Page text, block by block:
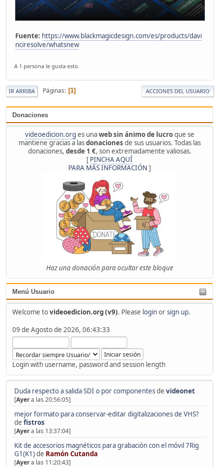
Donaciones
videoedicion.org es unaweb sin ánimo de lucroque se
mantiene gracias a lasdonaciones de sus usuarios. Todas las
donaciones, desde 1 €, son extremadamente valiosas.
[ PINCHA AQUÍ
PARA MÁS INFORMACIÓN ]
Haz una donación para ocultar este bloque
Menú Usuario
Welcome tovideoedicion.org (v9). Please loginorsign up.
09 de Agosto de 2026, 06:43:33
Login with username, password and session length
Duda respecto a salida SDI o por componentesde videonet
[Ayera las 20:56:05]
mejor formato para conservar-editar digitalizaciones de VHS?
de fistros
[Ayera las 13:37:04]
Kit de accesorios magnéticos para grabación con el móvil 7Rig
G1(K1)de Ramón Cutanda
[Ayera las 11:20:43]
Fuente: https://www.blackmagicdesign.com/es/products/davi
nciresolve/whatsnew
A 1 persona le gusta esto.
IR ARRIBA Páginas 1 ACCIONES DEL USUARIO